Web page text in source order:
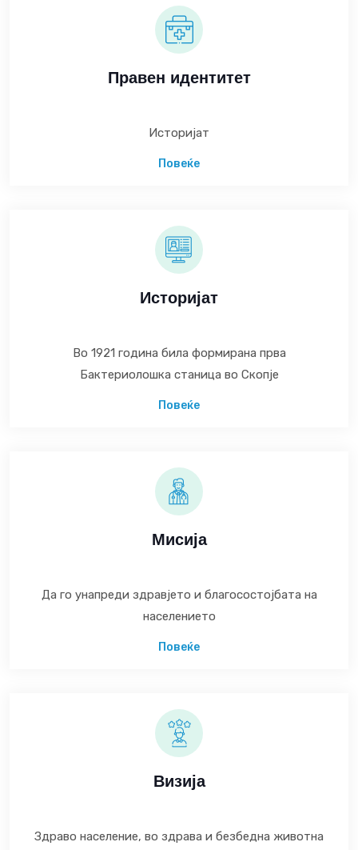
Правен идентитет
Историјат
Повеќе
Историјат
Во 1921 година била формирана прва
Бактериолошка станица во Скопје
Повеќе
Мисија
Да го унапреди здравјето и благосостојбата на
населението
Повеќе
Визија
Здраво население, во здрава и безбедна животна